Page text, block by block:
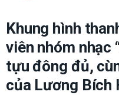
Khung hình
viên nhóm nhạc
tựu đông đủ,
của Lương Bích